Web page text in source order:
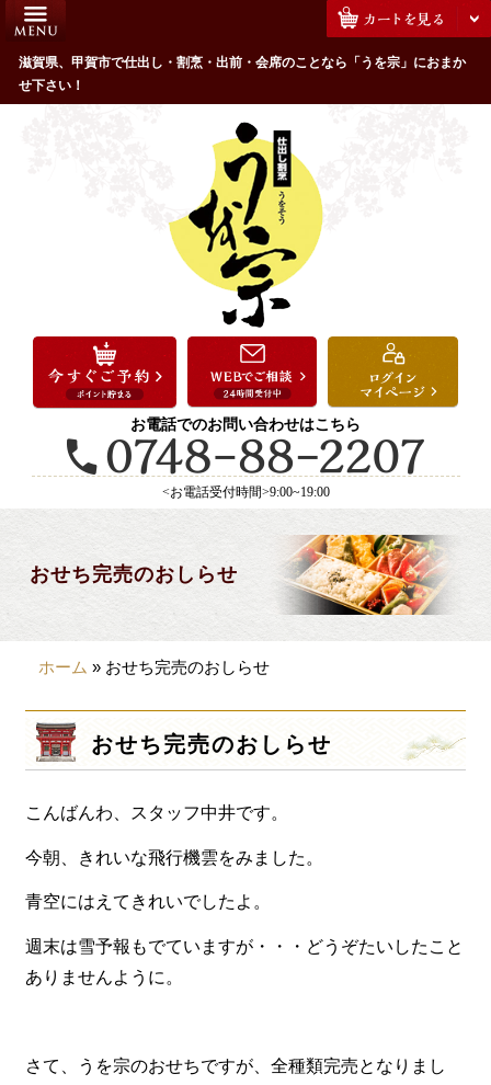
滋賀県、甲賀市で仕出し・割烹・出前・会席のことなら「うを宗」におまか
せ下さい！
お電話でのお問い合わせはこちら
<お電話受付時間>9:00~19:00
おせち完売のおしらせ
HOME
うを宗のこだわり
配達エリア・注文方法
お祝い・ハレの日
法事・法要
接待・おもてなし
会議・セミナー弁当
製薬会社様向け
観光・行楽
価格から選ぶ
~999円
1,000~1,999円
2,000~2,999円
3,000~3999円
4,000~7999円
8,000円~
お肉メイン弁当
ホーム » おせち完売のおしらせ
おせち完売のおしらせ
こんばんわ、スタッフ中井です。
今朝、きれいな飛行機雲をみました。
青空にはえてきれいでしたよ。
週末は雪予報もでていますが・・・どうぞたいしたこと
ありませんように。
さて、うを宗のおせちですが、全種類完売となりまし